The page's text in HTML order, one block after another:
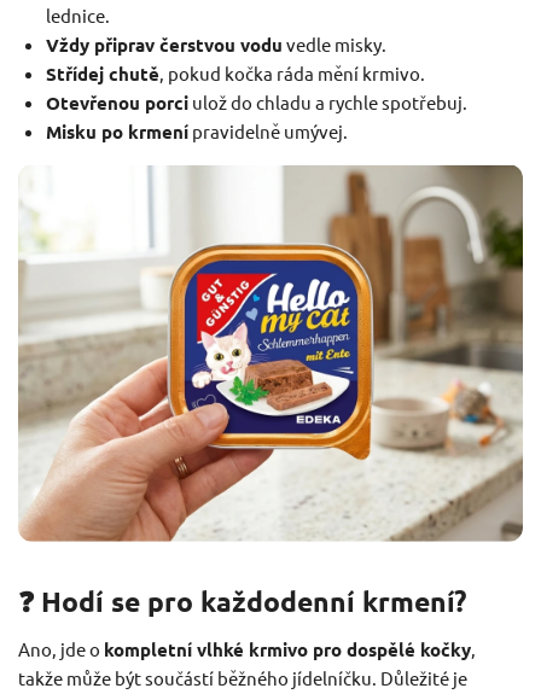
lednice.
Vždy připrav čerstvou vodu vedle misky.
Střídej chutě , pokud kočka ráda mění krmivo.
Otevřenou porciulož do chladu a rychle spotřebuj.
Misku po krmenípravidelně umývej.
❓ Hodí se pro každodenní krmení?
Ano, jde o kompletní vlhké krmivo pro dospělé kočky,
takže může být součástí běžného jídelníčku. Důležité je